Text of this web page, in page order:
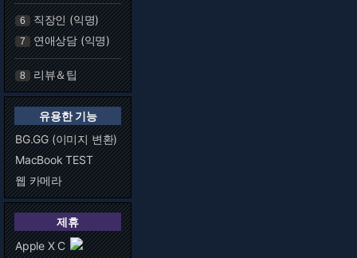
6 직장인 (익명)
7 연애상담 (익명)
8 리뷰＆팁
유용한 기능
BG.GG (이미지 변환)
MacBook TEST
웹 카메라
제휴
Apple X C